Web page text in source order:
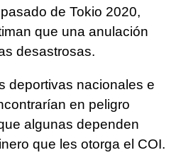
de Tokio 2020,
que una anulación
desastrosas.
deportivas nacionales e
en peligro
algunas dependen
que les otorga el COI.